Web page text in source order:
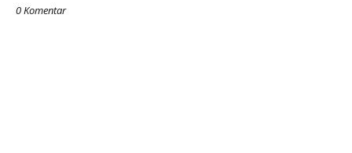
0 Komentar